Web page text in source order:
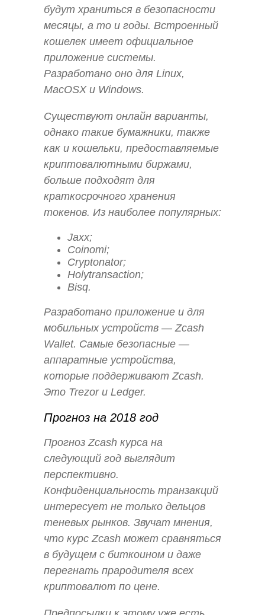
будут храниться в безопасности
месяцы, а то и годы. Встроенный
кошелек имеет официальное
приложение системы.
Разработано оно для Linux,
MacOSX и Windows.
Существуют онлайн варианты,
однако такие бумажники, также
как и кошельки, предоставляемые
криптовалютными биржами,
больше подходят для
краткосрочного хранения
токенов. Из наиболее популярных:
Jaxx;
Coinomi;
Cryptonator;
Holytransaction;
Bisq.
Разработано приложение и для
мобильных устройств — Zcash
Wallet. Самые безопасные —
аппаратные устройства,
которые поддерживают Zcash.
Это Trezor и Ledger.
Прогноз на 2018 год
Прогноз Zcash курса на
следующий год выглядит
перспективно.
Конфиденциальность транзакций
интересует не только дельцов
теневых рынков. Звучат мнения,
что курс Zcash может сравняться
в будущем с биткоином и даже
перегнать прародителя всех
криптовалют по цене.